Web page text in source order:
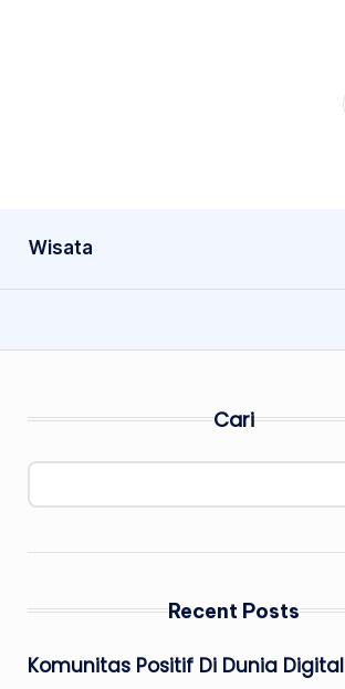
Wisata
Cari
Recent Posts
Komunitas Positif Di Dunia Digital